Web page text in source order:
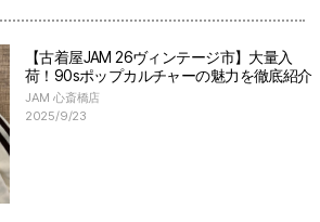
【古着屋JAM 26ヴィンテージ市】大量入
荷！90sポップカルチャーの魅力を徹底紹介
JAM 心斎橋店
2025/9/23